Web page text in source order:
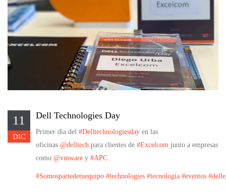
11
DIC
Dell Technologies Day
Primer día del #Delltechnologiesday en las
oficinas @delltech para clientes de #Excelcom junto a empresas
como @vmware y #APC
#Somospartedetuequipo #technologies #tecnologia #eventos